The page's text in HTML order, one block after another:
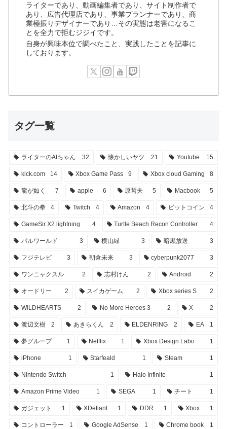
ライターであり、動画編集者であり、サイト制作者で
あり、広告代理店であり、事業プランナーであり、商
業極振りデザイナーであり…その実態は老害になるこ
とを全力で拒むジジイです。
自身が興味本位で調べたこと、実践したことを記事に
しております。
タグ一覧
ライターのAIちゃん 32 懐かしいヤツ 21 Youtube 15
kick.com 14 Xbox Game Pass 9 Xbox cloud Gaming 8
龍が如く 7 apple 6 原哲夫 5 Macbook 5
北斗の拳 4 Twitch 4 Amazon 4 ビットコイン 4
GameSir X2 lightning 4 Turtle Beach Recon Controller 4
パルワールド 3 横山緑 3 暗黒放送 3
フジテレビ 3 朝倉未来 3 cyberpunk2077 3
ワンニャクスル 2 志村けん 2 Android 2
オードリー 2 スイカゲーム 2 Xbox series S 2
WILDHEARTS 2 No More Heroes 3 2 X 2
渡辺文樹 2 あきらくん 2 ELDENRING 2 EA 1
夢グループ 1 Netflix 1 Xbox Design Labo 1
iPhone 1 Starfeald 1 Steam 1
Nintendo Switch 1 Halo Infinite 1
Amazon Prime Video 1 SEGA 1 チート 1
ガジェット 1 XDefiant 1 DDR 1 Xbox 1
コントローラー 1 Google AdSense 1 Chrome book 1